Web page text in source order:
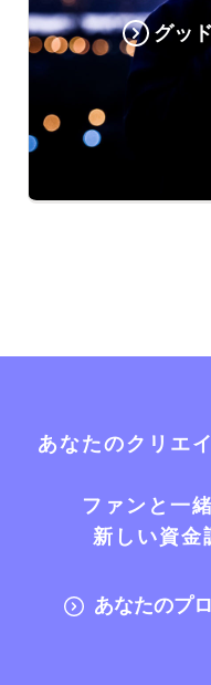
グッ
あなたのクリエ
ファンと一
新しい資金
あなたのプ